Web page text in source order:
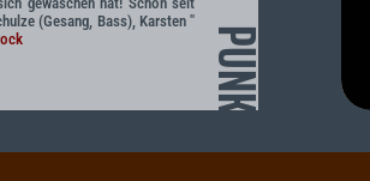
PUNK
(Gesang, Bass), Karsten "